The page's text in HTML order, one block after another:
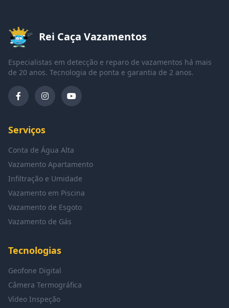
Rei Caça Vazamentos
Especialistas em detecção e reparo de vazamentos há mais
de 20 anos. Tecnologia de ponta e garantia de 2 anos.
Serviços
Conta de Água Alta
Vazamento Apartamento
Infiltração e Umidade
Vazamento em Piscina
Vazamento de Esgoto
Vazamento de Gás
Tecnologias
Geofone Digital
Câmera Termográfica
Vídeo Inspeção